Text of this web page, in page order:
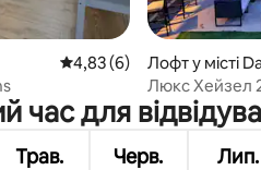
Середня оцінка: 4,83 з 5,
4,83 (6)
Лофт у місті
Люкс Хейзел
для
Трав. Черв. Лип.